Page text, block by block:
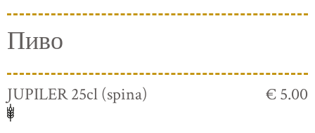
Пиво
JUPILER 25cl (spina) € 5.00